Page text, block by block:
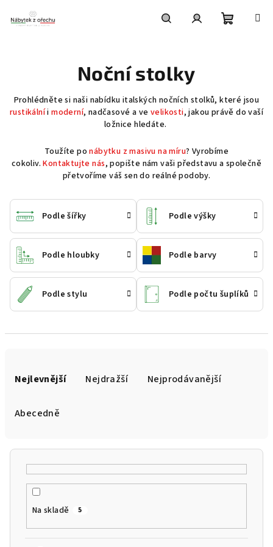
obsah
Noční stolky
Prohlédněte si naši nabídku italských nočních stolků, které jsou
rustikálníimoderní, nadčasové a ve velikosti, jakou právě do vaší
ložnice hledáte.
Toužíte ponábytku z masivu na míru? Vyrobíme
cokoliv.Kontaktujte nás, popište nám vaši představu a společně
přetvoříme váš sen do reálné podoby.
Podle šířky Podle výšky
Podle hloubky Podle barvy
Podle stylu Podle počtu šuplíků
Nejlevnější Nejdražší Nejprodávanější
Abecedně
Na skladě 5